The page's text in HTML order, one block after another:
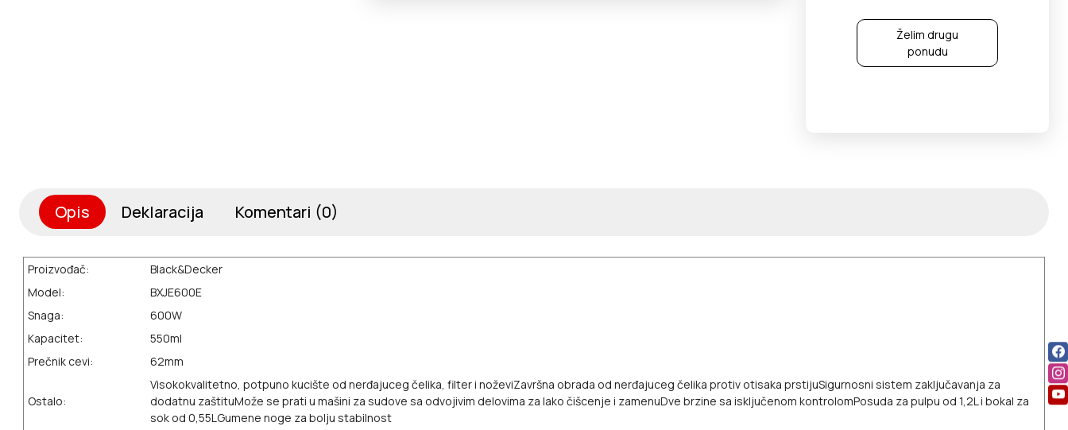
Želim drugu
ponudu
Opis Deklaracija Komentari (0)
Proizvođač:
Black&Decker
Model:
BXJE600E
Snaga:
600W
Kapacitet:
550ml
Prečnik cevi:
62mm
Ostalo:
Visokokvalitetno, potpuno kucište od nerđajuceg čelika, filter i noževiZavršna obrada od nerđajuceg čelika protiv otisaka prstijuSigurnosni sistem zaključavanja za
dodatnu zaštituMože se prati u mašini za sudove sa odvojivim delovima za lako čišcenje i zamenuDve brzine sa isključenom kontrolomPosuda za pulpu od 1,2L i bokal za
sok od 0,55LGumene noge za bolju stabilnost